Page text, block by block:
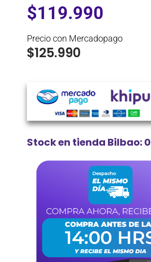
$119.990
Precio con Mercadopago
$125.990
Stock en tienda Bilbao: 0